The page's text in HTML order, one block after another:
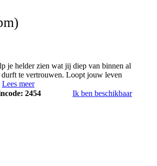
je helder zien wat jij diep van binnen al
te vertrouwen. Loopt jouw leven
Lees meer
2454 Ik ben beschikbaar